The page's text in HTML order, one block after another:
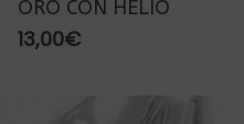
ORO CON HELIO
13,00€